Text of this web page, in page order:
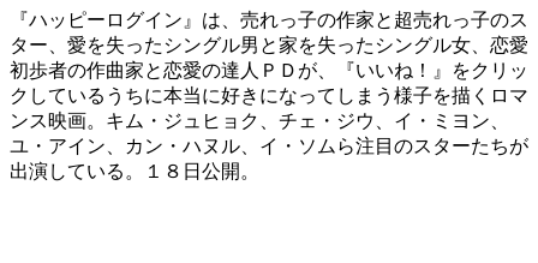
『ハッピーログイン』は、売れっ子の作家と超売れっ子のス
ター、愛を失ったシングル男と家を失ったシングル女、恋愛
初歩者の作曲家と恋愛の達人ＰＤが、『いいね！』をクリッ
クしているうちに本当に好きになってしまう様子を描くロマ
ンス映画。キム・ジュヒョク、チェ・ジウ、イ・ミヨン、
ユ・アイン、カン・ハヌル、イ・ソムら注目のスターたちが
出演している。１８日公開。